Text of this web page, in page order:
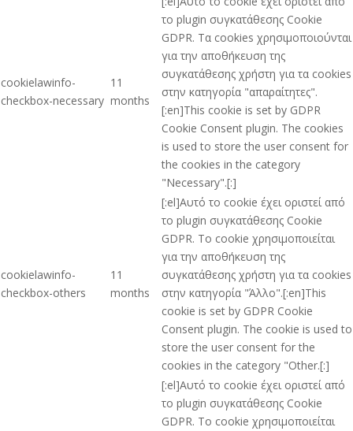
cookielawinfo-
checkbox-necessary
11
months
το plugin συγκατάθεσης Cookie
GDPR. Τα cookies χρησιμοποιούνται
για την αποθήκευση της
συγκατάθεσης χρήστη για τα cookies
στην κατηγορία "απαραίτητες".
[:en]This cookie is set by GDPR
Cookie Consent plugin. The cookies
is used to store the user consent for
the cookies in the category
"Necessary".[:]
cookielawinfo-
checkbox-others
11
months
[:el]Αυτό το cookie έχει οριστεί από
το plugin συγκατάθεσης Cookie
GDPR. Το cookie χρησιμοποιείται
για την αποθήκευση της
συγκατάθεσης χρήστη για τα cookies
στην κατηγορία "Άλλο".[:en]This
cookie is set by GDPR Cookie
Consent plugin. The cookie is used to
store the user consent for the
cookies in the category "Other.[:]
[:el]Αυτό το cookie έχει οριστεί από
το plugin συγκατάθεσης Cookie
GDPR. Το cookie χρησιμοποιείται